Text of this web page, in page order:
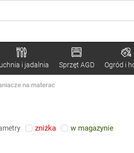
i jadalnia Sprzęt AGD Ogród i
na materac
zniżka w magazynie